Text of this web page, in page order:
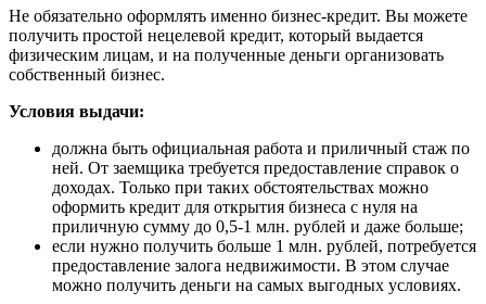
Не обязательно оформлять именно бизнес-кредит. Вы можете
получить простой нецелевой кредит, который выдается
физическим лицам, и на полученные деньги организовать
собственный бизнес.
Условия выдачи:
должна быть официальная работа и приличный стаж по
ней. От заемщика требуется предоставление справок о
доходах. Только при таких обстоятельствах можно
оформить кредит для открытия бизнеса с нуля на
приличную сумму до 0,5-1 млн. рублей и даже больше;
если нужно получить больше 1 млн. рублей, потребуется
предоставление залога недвижимости. В этом случае
можно получить деньги на самых выгодных условиях.